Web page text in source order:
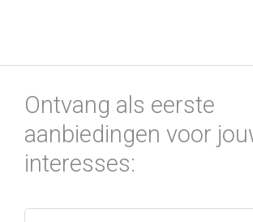
Ontvang als eerste
aanbiedingen voor
interesses: